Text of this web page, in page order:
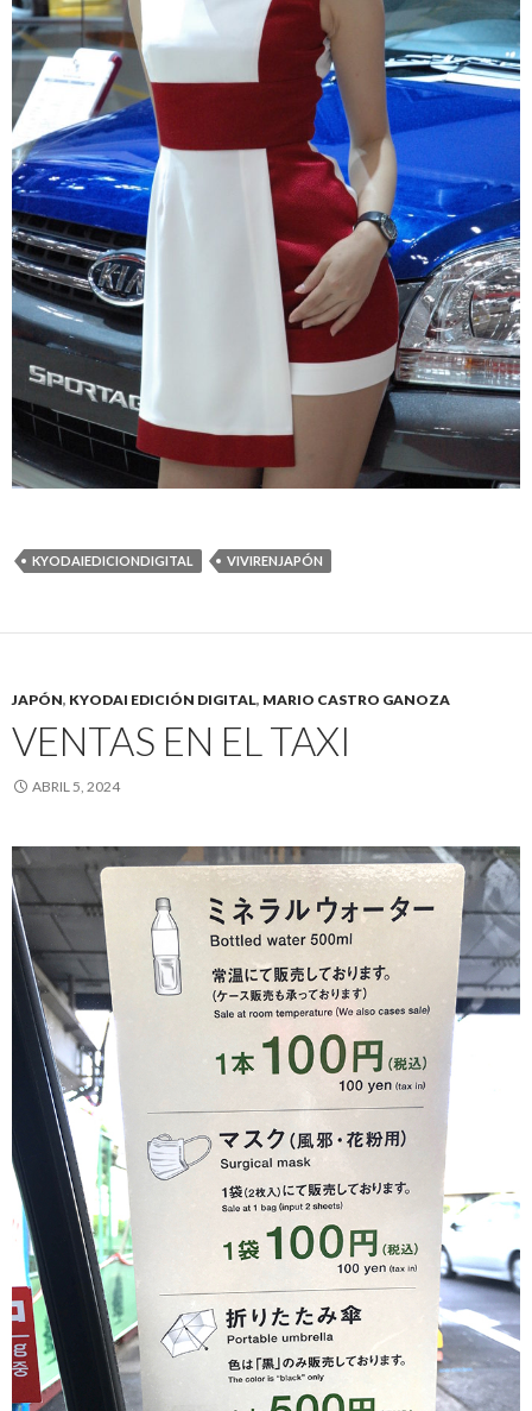
KYODAIEDICIONDIGITAL VIVIRENJAPÓN
JAPÓN, KYODAI EDICIÓN DIGITAL, MARIO CASTRO GANOZA
VENTAS EN EL TAXI
ABRIL 5, 2024